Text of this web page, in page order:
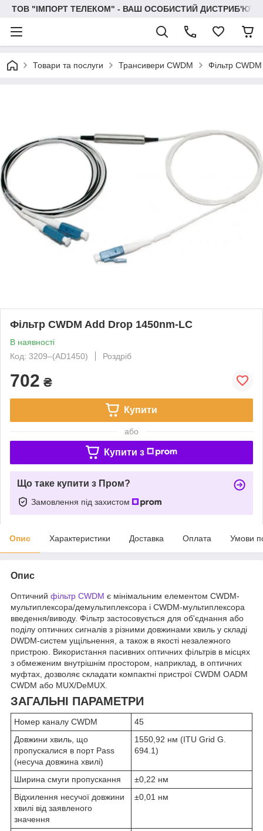
ТОВ "IМПОРТ ТЕЛЕКОМ" - ВАШ ОСОБИСТИЙ
Товари та послуги Трансивери CWDM Фільтр CWDM
Фільтр CWDM Add Drop 1450nm-LC
В наявності
Код: 3209‒(AD1450)
Роздріб
702 ₴
Купити
або
Купити з
Що таке купити з Пром?
Замовлення під захистом
Опис Характеристики Доставка Оплата Умови
Опис
Оптичний фільтр CWDM є мінімальним елементом CWDM-
мультиплексора/демультиплексора і CWDM-мультиплексора
введення/виводу. Фільтр застосовується для об'єднання або
поділу оптичних сигналів з різними довжинами хвиль у складі
DWDM-систем ущільнення, а також в якості незалежного
пристрою. Використання пасивних оптичних фільтрів в місцях
з обмеженим внутрішнім простором, наприклад, в оптичних
муфтах, дозволяє складати компактні пристрої CWDM OADM
CWDM або MUX/DeMUX.
ЗАГАЛЬНІ ПАРАМЕТРИ
Номер каналу CWDM
45
Довжини хвиль, що
пропускалися в порт Pass
(несуча довжина хвилі)
1550,92 нм (ITU Grid G.
694.1)
Ширина смуги пропускання
±0,22 нм
Відхилення несучої довжини
хвилі від заявленого
значення
±0,01 нм